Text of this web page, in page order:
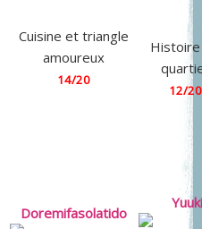
Cuisine et triangle
amoureux
14/20
12/20
Doremifasolatido
Yuuki